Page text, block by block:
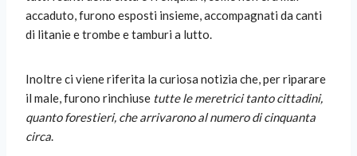
accaduto, furono esposti insieme, accompagnati da canti
di litanie e trombe e tamburi a lutto.
Inoltre ci viene riferita la curiosa notizia che, per riparare
il male, furono rinchiuse tutte le meretrici tanto cittadini,
quanto forestieri, che arrivarono al numero di cinquanta
circa.